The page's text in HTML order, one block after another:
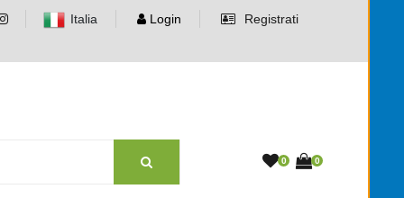
Italia Login Registrati
0 0